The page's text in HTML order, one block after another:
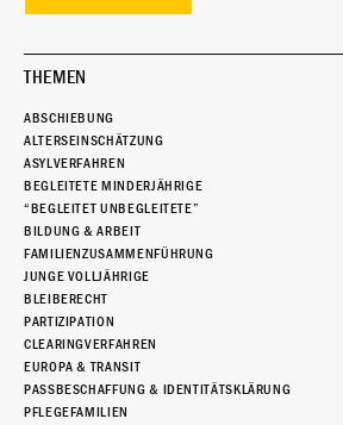
THEMEN
ABSCHIEBUNG
ALTERSEINSCHÄTZUNG
ASYLVERFAHREN
BEGLEITETE MINDERJÄHRIGE
“BEGLEITET UNBEGLEITETE”
BILDUNG & ARBEIT
FAMILIENZUSAMMENFÜHRUNG
JUNGE VOLLJÄHRIGE
BLEIBERECHT
PARTIZIPATION
CLEARINGVERFAHREN
EUROPA & TRANSIT
PASSBESCHAFFUNG & IDENTITÄTSKLÄRUNG
PFLEGEFAMILIEN